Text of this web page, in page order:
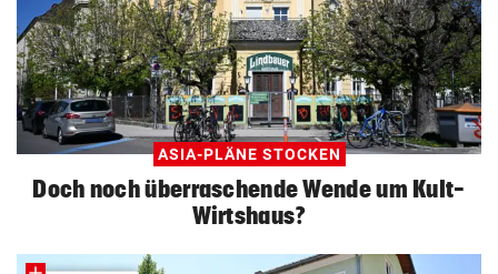
ASIA-PLÄNE STOCKEN
Doch noch überraschende Wende um Kult-
Wirtshaus?